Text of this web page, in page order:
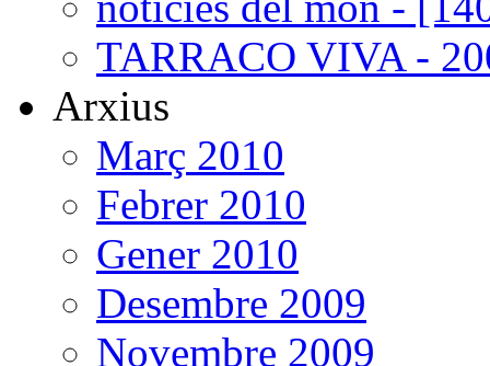
TARRACO VIVA -
Arxius
Març 2010
Febrer 2010
Gener 2010
Desembre 2009
Novembre 2009